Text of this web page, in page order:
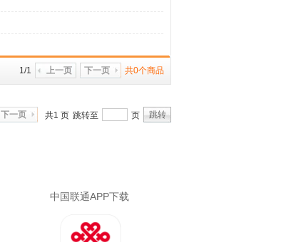
共0个商品
下一页
上一页
1/1
下一页 共1 页 跳转至 页 跳转
中国联通APP下载